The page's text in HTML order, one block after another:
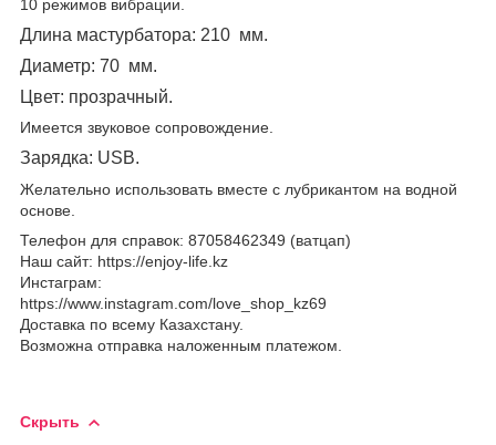
10 режимов вибрации.
Длина мастурбатора: 210 мм.
Диаметр: 70 мм.
Цвет: прозрачный.
Имеется звуковое сопровождение.
Зарядка: USB.
Желательно использовать вместе с лубрикантом на водной
основе.
Телефон для справок: 87058462349 (ватцап)
Наш сайт: https://enjoy-life.kz
Инстаграм:
https://www.instagram.com/love_shop_kz69
Доставка по всему Казахстану.
Возможна отправка наложенным платежом.
Скрыть